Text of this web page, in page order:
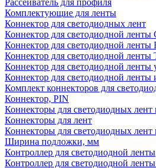
Рассеиватель для профиля
Комплектующие для ленты
Коннектор для светодиодных лент
Коннектор для светодиодной ленты
Коннектор для светодиодной ленты
Коннектор для светодиодной ленты
Коннектор для светодиодной ленты
Коннектор для светодиодной ленты
Комплект коннекторов для
Коннектор, PIN
Коннекторы для светодиодных
Коннекторы для лент
Коннекторы для светодиодных лент
Ширина подложки, мм
Контроллер для светодиодной ленты
Контроллер для светодиодной